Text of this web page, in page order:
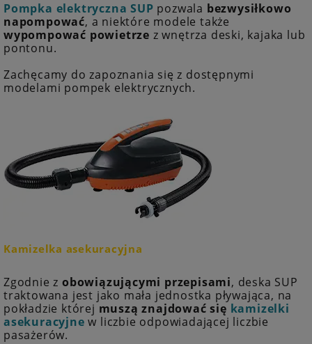
Pompka elektryczna SUP pozwala bezwysiłkowo
napompować, a niektóre modele także
wypompować powietrze z wnętrza deski, kajaka lub
pontonu.
Zachęcamy do zapoznania się z dostępnymi
modelami pompek elektrycznych.
Kamizelka asekuracyjna
Zgodnie z obowiązującymi przepisami, deska SUP
traktowana jest jako mała jednostka pływająca, na
pokładzie której muszą znajdować się kamizelki
asekuracyjne w liczbie odpowiadającej liczbie
pasażerów.